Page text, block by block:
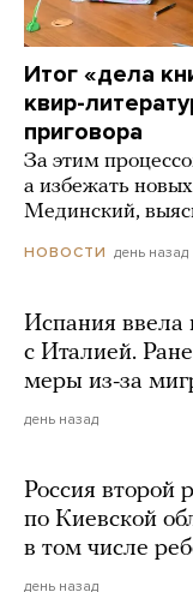
Итог «дела
квир-
приговора
За этим
а избежать
Мединский,
НОВОСТИ день назад
Испания ввела
с Италией.
меры из-за
день назад
Россия второй
по Киевской
в том числе
день назад